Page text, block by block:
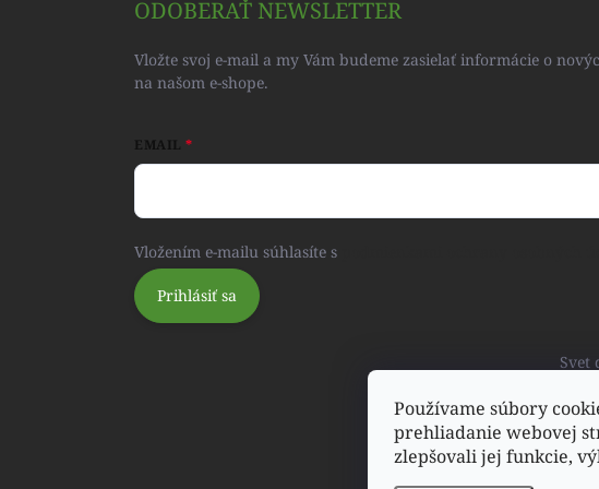
Používame súbory
prehliadanie webovej
zlepšovali jej funkcie,
ODOBERAŤ NEWSLETTER
Vložte svoj e-mail a my Vám budeme zasielať informácie o
na našom e-shope.
EMAIL
Vložením e-mailu súhlasíte s
Prihlásiť sa
Svet